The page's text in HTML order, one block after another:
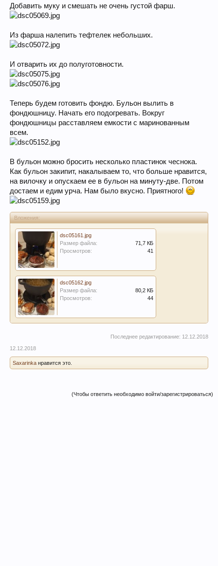
Добавить муку и смешать не очень густой фарш.
Из фарша налепить тефтелек небольших.
И отварить их до полуготовности.
Теперь будем готовить фондю. Бульон вылить в
фондюшницу. Начать его подогревать. Вокруг
фондюшницы расставляем емкости с маринованным
всем.
В бульон можно бросить несколько пластинок чеснока.
Как бульон закипит, накалываем то, что больше нравится,
на вилочку и опускаем ее в бульон на минуту-две. Потом
достаем и едим урча. Нам было вкусно. Приятного!
Вложения:
dsc05161.jpg
Размер файла:
71,7 КБ
Просмотров:
41
dsc05162.jpg
Размер файла:
80,2 КБ
Просмотров:
44
Последнее редактирование: 12.12.2018
12.12.2018
Saxarinka нравится это.
(Чтобы ответить необходимо войти/зарегистрироваться)